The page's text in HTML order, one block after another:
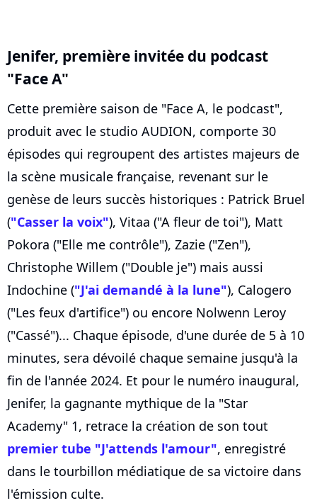
Jenifer, première invitée du podcast
"Face A"
Cette première saison de "Face A, le podcast",
produit avec le studio AUDION, comporte 30
épisodes qui regroupent des artistes majeurs de
la scène musicale française, revenant sur le
genèse de leurs succès historiques : Patrick Bruel
("Casser la voix"), Vitaa ("A fleur de toi"), Matt
Pokora ("Elle me contrôle"), Zazie ("Zen"),
Christophe Willem ("Double je") mais aussi
Indochine ("J'ai demandé à la lune"), Calogero
("Les feux d'artifice") ou encore Nolwenn Leroy
("Cassé")... Chaque épisode, d'une durée de 5 à 10
minutes, sera dévoilé chaque semaine jusqu'à la
fin de l'année 2024. Et pour le numéro inaugural,
Jenifer, la gagnante mythique de la "Star
Academy" 1, retrace la création de son tout
premier tube "J'attends l'amour", enregistré
dans le tourbillon médiatique de sa victoire dans
l'émission culte.